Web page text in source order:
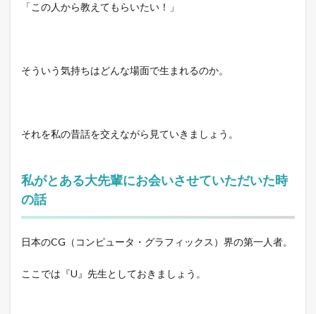
「この人から教えてもらいたい！」
そういう気持ちはどんな場面で生まれるのか。
それを私の昔話を交えながら見ていきましょう。
私がとある大先輩にお会いさせていただいた時
の話
日本のCG（コンピュータ・グラフィックス）界の第一人者。
ここでは『U』先生としておきましょう。